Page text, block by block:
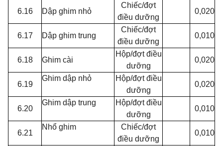
6.16 Dập ghim nhỏ
Chiếc/đợt
điều dưỡng
0,020
6.17 Dập ghim trung
Chiếc/đợt
điều dưỡng
0,010
6.18 Ghim cài
Hộp/đợt điều
dưỡng
0,020
6.19
Ghim dập nhỏ
Hộp/đợt điều
dưỡng
0,020
6.20
Ghim dập trung
Hộp/đợt điều
dưỡng
0,010
6.21
Nhổ ghim
Chiếc/đợt
điều dưỡng
0,010